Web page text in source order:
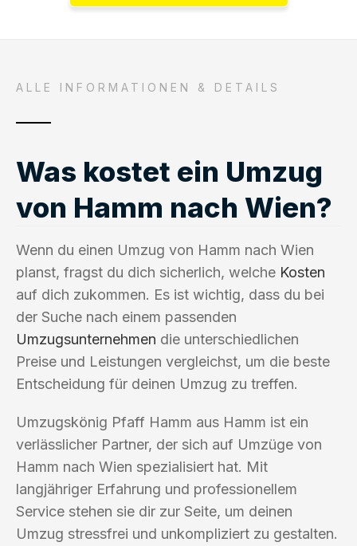
ALLE INFORMATIONEN & DETAILS
Was kostet ein Umzug
von Hamm nach Wien?
Wenn du einen Umzug von Hamm nach Wien
planst, fragst du dich sicherlich, welche Kosten
auf dich zukommen. Es ist wichtig, dass du bei
der Suche nach einem passenden
Umzugsunternehmen die unterschiedlichen
Preise und Leistungen vergleichst, um die beste
Entscheidung für deinen Umzug zu treffen.
Umzugskönig Pfaff Hamm aus Hamm ist ein
verlässlicher Partner, der sich auf Umzüge von
Hamm nach Wien spezialisiert hat. Mit
langjähriger Erfahrung und professionellem
Service stehen sie dir zur Seite, um deinen
Umzug stressfrei und unkompliziert zu gestalten.